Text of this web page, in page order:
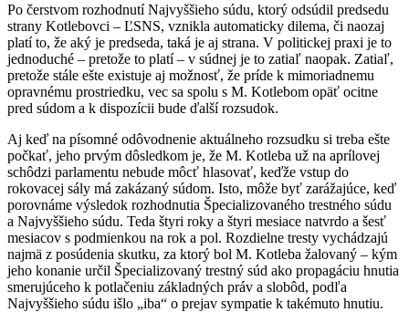
Po čerstvom rozhodnutí Najvyššieho súdu, ktorý odsúdil predsedu
strany Kotlebovci – ĽSNS, vznikla automaticky dilema, či naozaj
platí to, že aký je predseda, taká je aj strana. V politickej praxi je to
jednoduché – pretože to platí – v súdnej je to zatiaľ naopak. Zatiaľ,
pretože stále ešte existuje aj možnosť, že príde k mimoriadnemu
opravnému prostriedku, vec sa spolu s M. Kotlebom opäť ocitne
pred súdom a k dispozícii bude ďalší rozsudok.
Aj keď na písomné odôvodnenie aktuálneho rozsudku si treba ešte
počkať, jeho prvým dôsledkom je, že M. Kotleba už na aprílovej
schôdzi parlamentu nebude môcť hlasovať, keďže vstup do
rokovacej sály má zakázaný súdom. Isto, môže byť zarážajúce, keď
porovnáme výsledok rozhodnutia Špecializovaného trestného súdu
a Najvyššieho súdu. Teda štyri roky a štyri mesiace natvrdo a šesť
mesiacov s podmienkou na rok a pol. Rozdielne tresty vychádzajú
najmä z posúdenia skutku, za ktorý bol M. Kotleba žalovaný – kým
jeho konanie určil Špecializovaný trestný súd ako propagáciu hnutia
smerujúceho k potlačeniu základných práv a slobôd, podľa
Najvyššieho súdu išlo „iba“ o prejav sympatie k takémuto hnutiu.